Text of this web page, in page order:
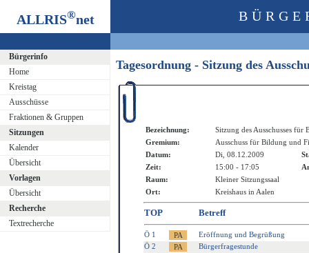
ALLRIS®net
Bürgerinfo
Home
Kreistag
Ausschüsse
Fraktionen & Gruppen
Sitzungen
Kalender
Übersicht
Vorlagen
Übersicht
Recherche
Textrecherche
Tagesordnung - Sitzung des
Bezeichnung:
Sitzung des Ausschusses für
Gremium:
Ausschuss für Bildung und
Datum:
Di, 08.12.2009
Zeit:
15:00 - 17:05
Raum:
Kleiner Sitzungssaal
Ort:
Kreishaus in Aalen
TOP Betreff
Ö 1
Eröffnung und Begrüßung
Ö 2
Bürgerfragestunde